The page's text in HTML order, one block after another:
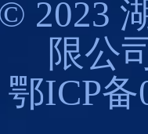
2023
限公
鄂ICP备